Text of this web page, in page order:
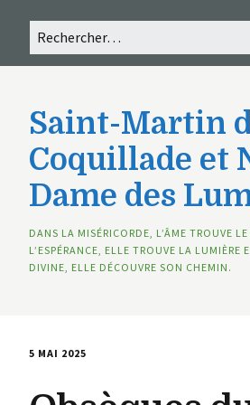
Saint-Martin
Coquillade et
Dame des
DANS LA MISÉRICORDE, L’ÂME TROUVE
L’ESPÉRANCE, ELLE TROUVE LA LUMIÈRE
DIVINE, ELLE DÉCOUVRE SON CHEMIN.
5 MAI 2025